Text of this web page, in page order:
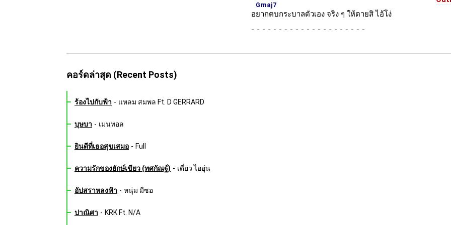
อ
Gmaj7
ยากตบกระบาลตัวเอง จริง ๆ ให้ตายสิ ไอ้โง่
-
คอร์ดล่าสุด (Recent Posts)
ร้องไปกับฟ้า - แหลม สมพล Ft. D GERRARD
บุษบา - เมนทอล
ยินดีที่เธอสุขเสมอ - Full
ความรักของยักษ์เขียว (ทศกัณฐ์) - เดี่ยว ไออุ่น
อัปสราหลงฟ้า - หนุ่ม มีซอ
ปาณิศา - KRK Ft. N/A